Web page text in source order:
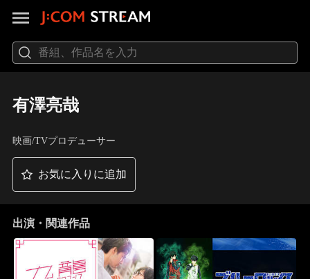
有澤亮哉
映画/TVプロデューサー
お気に入りに追加
出演・関連作品